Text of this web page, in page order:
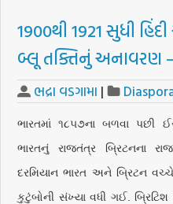
1900થી 1921 સુધી
બ્લૂ તક્તિનું અનાવરણ
ભદ્રા વડગામા |
ભારતમાં ૧૮૫૭ના બળવા પછી
ભારતનું રાજતંત્ર બ્રિટનના
દરમિયાન ભારત અને બ્રિટન
કુટુંબોની સંખ્યા વધી ગઈ.